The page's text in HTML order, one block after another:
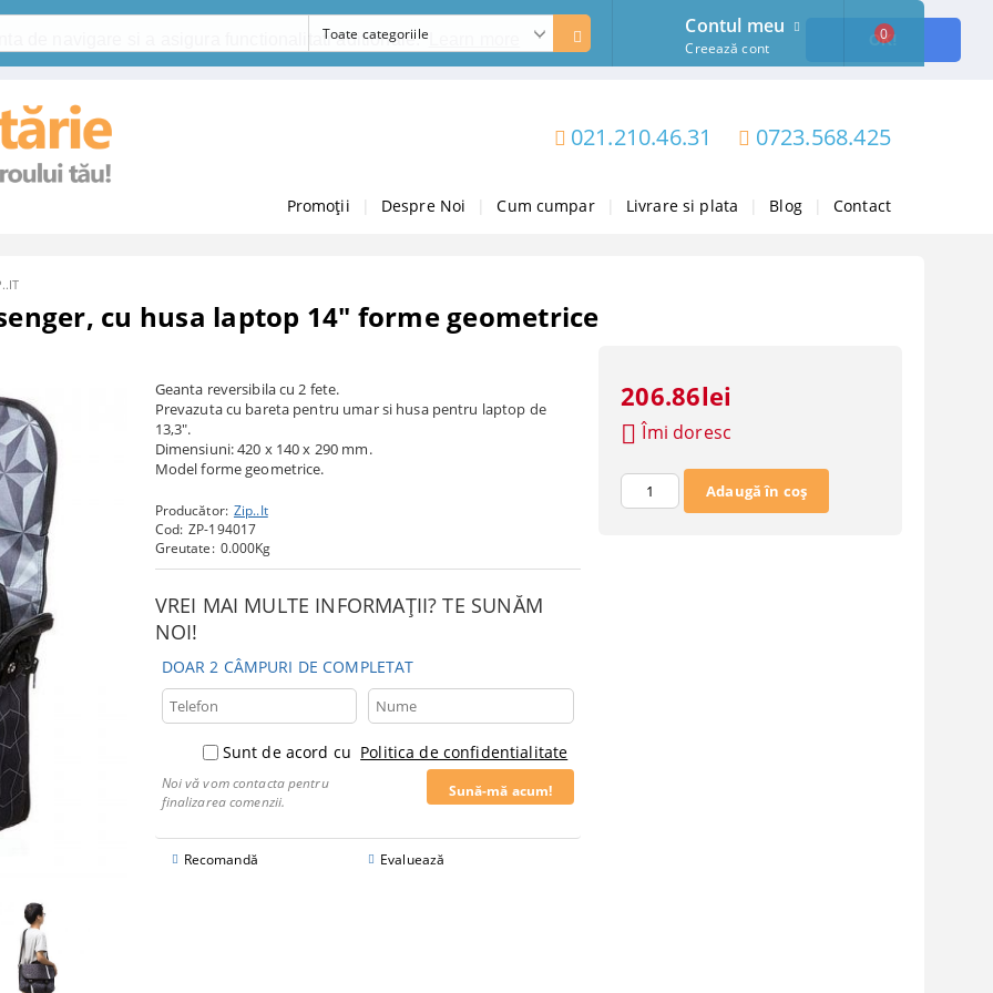
de navigare si a asigura functionalitati aditionale. OK!
021.210.46.31 0723.568.425
Promoții Despre Noi Cum cumpar Livrare si plata Blog Contact
Contul meu
Creează cont
0
cu husa laptop 14" forme geometrice
Geanta reversibila cu 2 fete.
Prevazuta cu bareta pentru umar si husa pentru laptop de
13,3".
Dimensiuni: 420 x 140 x 290 mm.
Model forme geometrice.
Producător: Zip..It
Cod: ZP-194017
Greutate: 0.000Kg
VREI MAI MULTE INFORMAȚII? TE SUNĂM
NOI!
DOAR 2 CÂMPURI DE COMPLETAT
Sunt de acord cu Politica de confidentialitate
Noi vă vom contacta pentru
finalizarea comenzii.
Recomandă Evaluează
206.86lei
Îmi doresc